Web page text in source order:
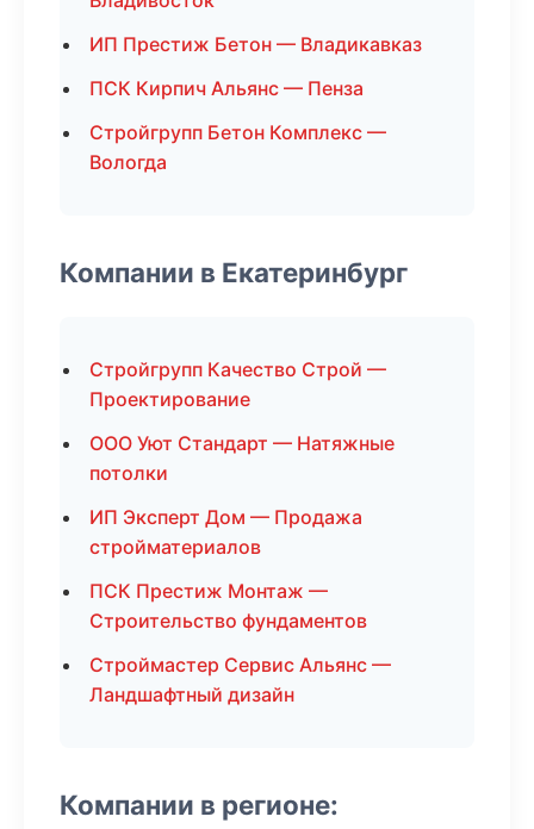
ИП Престиж Бетон — Владикавказ
ПСК Кирпич Альянс — Пенза
Стройгрупп Бетон Комплекс —
Вологда
Компании в Екатеринбург
Стройгрупп Качество Строй —
Проектирование
ООО Уют Стандарт — Натяжные
потолки
ИП Эксперт Дом — Продажа
стройматериалов
ПСК Престиж Монтаж —
Строительство фундаментов
Строймастер Сервис Альянс —
Ландшафтный дизайн
Компании в регионе: